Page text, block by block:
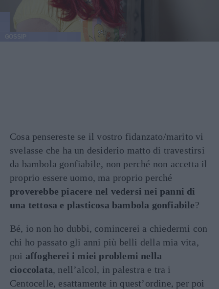
Cosa pensereste se il vostro fidanzato/marito vi
svelasse che ha un desiderio matto di travestirsi
da bambola gonfiabile, non perché non accetta il
proprio essere uomo, ma proprio perché
proverebbe piacere nel vedersi nei panni di
una tettosa e plasticosa bambola gonfiabile?
Bé, io non ho dubbi, comincerei a chiedermi con
chi ho passato gli anni più belli della mia vita,
poi affogherei i miei problemi nella
cioccolata, nell’alcol, in palestra e tra i
Centocelle, esattamente in quest’ordine, per poi